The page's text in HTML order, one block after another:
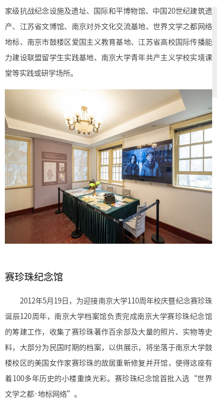
家级抗战纪念设施及遗址、国际和平博物馆、中国20世纪建筑遗
产、江苏省文博馆、南京对外文化交流基地、世界文学之都网络
地标、南京市鼓楼区爱国主义教育基地、江苏省高校国际传播能
力建设联盟留学生实践基地、南京大学青年共产主义学校实境课
堂等实践或研学场所。
赛珍珠纪念馆
2012年5月19日，为迎接南京大学110周年校庆暨纪念赛珍珠
诞辰120周年，南京大学档案馆负责完成南京大学赛珍珠纪念馆
的筹建工作，收集了赛珍珠著作百余部及大量的照片、实物等史
料，大部分为民国时期的档案，以供展示，将坐落于南京大学鼓
楼校区的美国女作家赛珍珠的故居重新修复并开馆，使得这座有
着100多年历史的小楼重焕光彩。 赛珍珠纪念馆首批入选“世界
文学之都·地标网络”。